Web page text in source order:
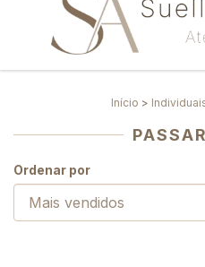
Início >
Ordenar por